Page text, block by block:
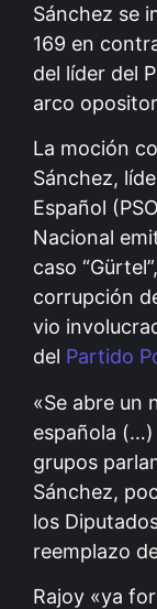
Sánchez se
169 en
del líder del
arco
La moción
Sánchez,
Español
Nacional
caso
corrupción
vio
del Partido
«Se abre un
española
grupos
Sánchez,
los
reemplazo
Rajoy «ya